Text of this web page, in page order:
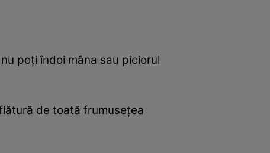
poţi îndoi mâna sau piciorul
de toată frumuseţea